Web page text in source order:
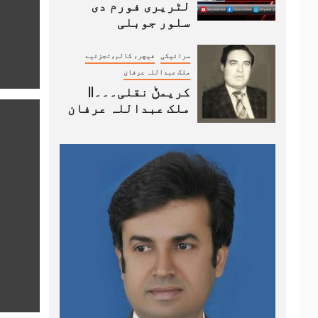
لٹریری فورم دی
سلور جوبلی
سرائیکی فیچر، کالم،تجزئیے
ملک عبداللہ عرفان
کریمݨ نقلی۔۔۔||
ملک عبداللہ عرفان